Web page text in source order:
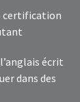
certification
écrit
dans des